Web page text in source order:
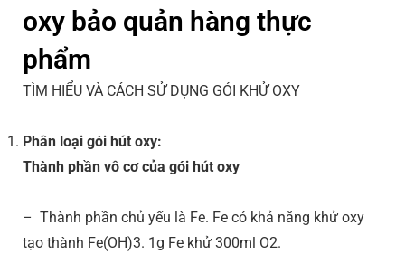
oxy bảo quản hàng thực
phẩm
TÌM HIỂU VÀ CÁCH SỬ DỤNG GÓI KHỬ OXY
Phân loại gói hút oxy:
Thành phần vô cơ của gói hút oxy
– Thành phần chủ yếu là Fe. Fe có khả năng khử oxy
tạo thành Fe(OH)3. 1g Fe khử 300ml O2.